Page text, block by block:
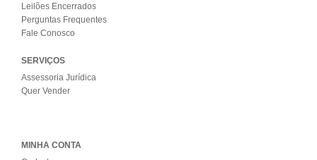
Leilões Encerrados
Perguntas Frequentes
Fale Conosco
SERVIÇOS
Assessoria Jurídica
Quer Vender
MINHA CONTA